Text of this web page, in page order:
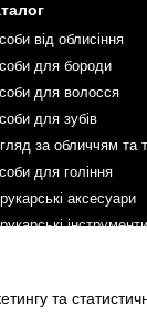
від облисіння
для бороди
для волосся
для зубів
за обличчям та
для гоління
аксесуари
інструменти
та